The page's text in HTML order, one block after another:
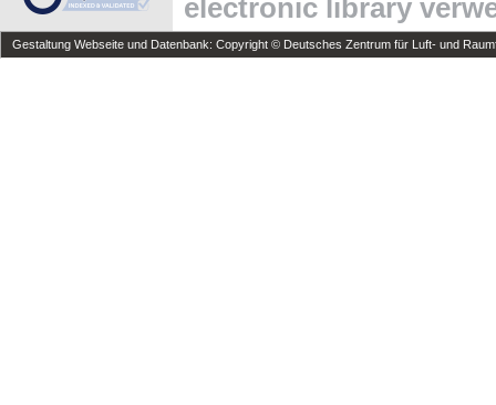
electronic library
Gestaltung Webseite und Datenbank: Copyright © Deutsches Zentrum für Luft- und